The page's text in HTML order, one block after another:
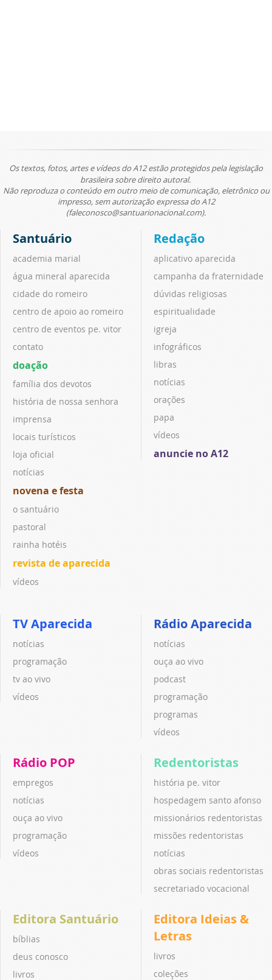
Os textos, fotos, artes e vídeos do A12 estão protegidos pela legislação
brasileira sobre direito autoral.
Não reproduza o conteúdo em outro meio de comunicação, eletrônico ou
impresso, sem autorização expressa do A12
(faleconosco@santuarionacional.com).
Santuário
academia marial
água mineral aparecida
cidade do romeiro
centro de apoio ao romeiro
centro de eventos pe. vitor
contato
doação
família dos devotos
história de nossa senhora
imprensa
locais turísticos
loja oficial
notícias
novena e festa
o santuário
pastoral
rainha hotéis
revista de aparecida
vídeos
Redação
aplicativo aparecida
campanha da fraternidade
dúvidas religiosas
espiritualidade
igreja
infográficos
libras
notícias
orações
papa
vídeos
anuncie no A12
TV Aparecida
notícias
programação
tv ao vivo
vídeos
Rádio Aparecida
notícias
ouça ao vivo
podcast
programação
programas
vídeos
Rádio POP
empregos
notícias
ouça ao vivo
programação
vídeos
Redentoristas
história pe. vitor
hospedagem santo afonso
missionários redentoristas
missões redentoristas
notícias
obras sociais redentoristas
secretariado vocacional
Editora Santuário
bíblias
deus conosco
livros
Editora Ideias &
Letras
livros
coleções